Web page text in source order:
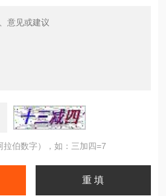
伯数字），如：三加四=7